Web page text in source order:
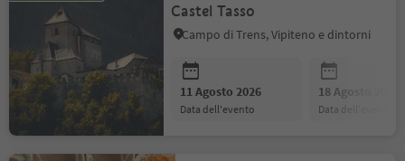
Castel Tasso
Campo di Trens, Vipiteno e dintorni
11 Agosto 2026
data dell'evento
18 Agosto 2026
data dell'evento